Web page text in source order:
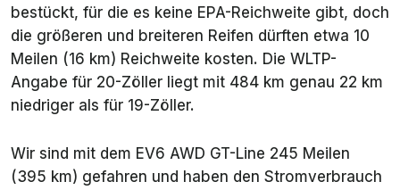
bestückt, für die es keine EPA-Reichweite gibt, doch
die größeren und breiteren Reifen dürften etwa 10
Meilen (16 km) Reichweite kosten. Die WLTP-
Angabe für 20-Zöller liegt mit 484 km genau 22 km
niedriger als für 19-Zöller.
Wir sind mit dem EV6 AWD GT-Line 245 Meilen
(395 km) gefahren und haben den Stromverbrauch